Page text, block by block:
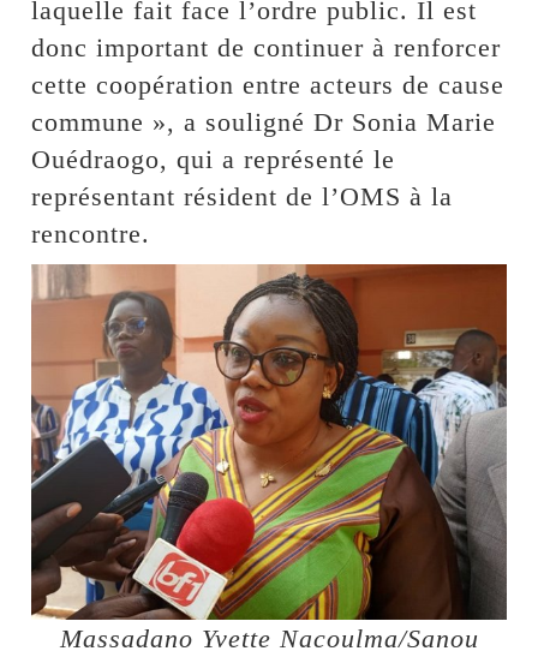
laquelle fait face l’ordre public. Il est
donc important de continuer à renforcer
cette coopération entre acteurs de cause
commune », a souligné Dr Sonia Marie
Ouédraogo, qui a représenté le
représentant résident de l’OMS à la
rencontre.
Massadano Yvette Nacoulma/Sanou